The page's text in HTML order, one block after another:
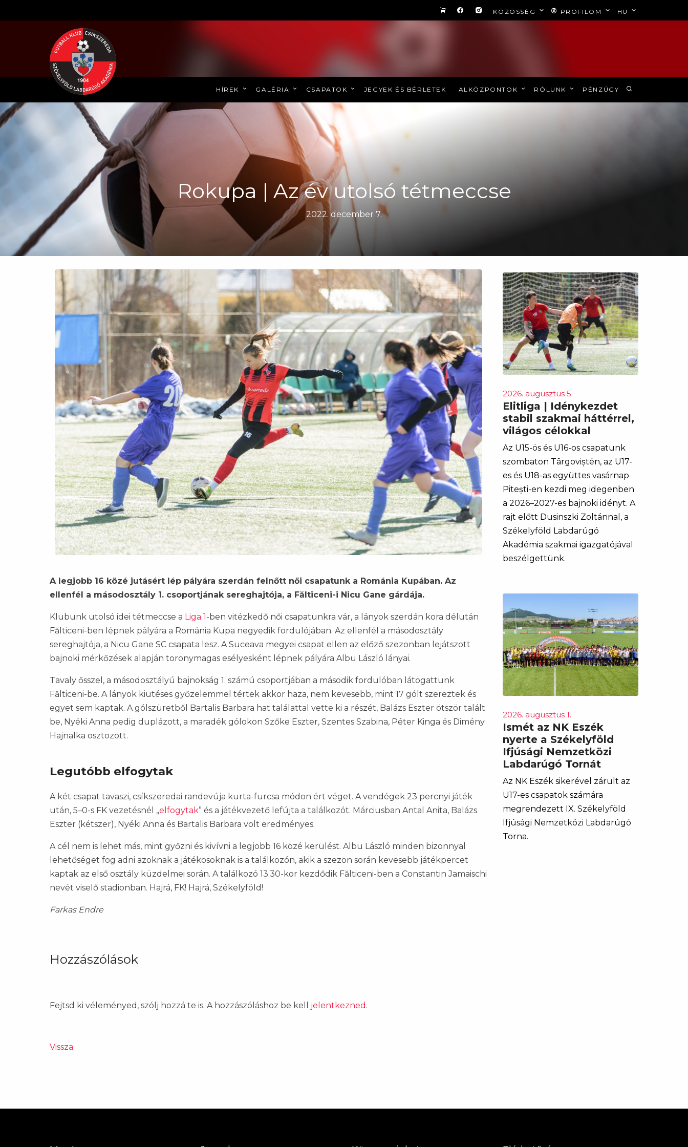
KÖZÖSSÉG PROFILOM HU
HÍREK GALÉRIA CSAPATOK JEGYEK ÉS BÉRLETEK ALKÖZPONTOK RÓLUNK PÉNZÜGY
Rokupa | Az év utolsó tétmeccse
2022. december 7.
A legjobb 16 közé jutásért lép pályára szerdán felnőtt női csapatunk a Románia Kupában. Az
ellenfél a másodosztály 1. csoportjának sereghajtója, a Fălticeni-i Nicu Gane gárdája.
Klubunk utolsó idei tétmeccse a Liga 1-ben vitézkedő női csapatunkra vár, a lányok szerdán kora délután
Fălticeni-ben lépnek pályára a Románia Kupa negyedik fordulójában. Az ellenfél a másodosztály
sereghajtója, a Nicu Gane SC csapata lesz. A Suceava megyei csapat ellen az előző szezonban lejátszott
bajnoki mérkőzések alapján toronymagas esélyesként lépnek pályára Albu László lányai.
Tavaly ősszel, a másodosztályú bajnokság 1. számú csoportjában a második fordulóban látogattunk
Fălticeni-be. A lányok kiütéses győzelemmel tértek akkor haza, nem kevesebb, mint 17 gólt szereztek és
egyet sem kaptak. A gólszüretből Bartalis Barbara hat találattal vette ki a részét, Balázs Eszter ötször talált
be, Nyéki Anna pedig duplázott, a maradék gólokon Szőke Eszter, Szentes Szabina, Péter Kinga és Dimény
Hajnalka osztozott.
Legutóbb elfogytak
A két csapat tavaszi, csíkszeredai randevúja kurta-furcsa módon ért véget. A vendégek 23 percnyi játék
után, 5–0-s FK vezetésnél „elfogytak” és a játékvezető lefújta a találkozót. Márciusban Antal Anita, Balázs
Eszter (kétszer), Nyéki Anna és Bartalis Barbara volt eredményes.
A cél nem is lehet más, mint győzni és kivívni a legjobb 16 közé kerülést. Albu László minden bizonnyal
lehetőséget fog adni azoknak a játékosoknak is a találkozón, akik a szezon során kevesebb játékpercet
kaptak az első osztály küzdelmei során. A találkozó 13.30-kor kezdődik Fălticeni-ben a Constantin Jamaischi
nevét viselő stadionban. Hajrá, FK! Hajrá, Székelyföld!
Farkas Endre
2026. augusztus 5.
Elitliga | Idénykezdet
stabil szakmai háttérrel,
világos célokkal
Az U15-ös és U16-os csapatunk
szombaton Târgoviștén, az U17-
es és U18-as együttes vasárnap
Pitești-en kezdi meg idegenben
a 2026–2027-es bajnoki idényt. A
rajt előtt Dusinszki Zoltánnal, a
Székelyföld Labdarúgó
Akadémia szakmai igazgatójával
beszélgettünk.
2026. augusztus 1.
Ismét az NK Eszék
nyerte a Székelyföld
Ifjúsági Nemzetközi
Labdarúgó Tornát
Az NK Eszék sikerével zárult az
U17-es csapatok számára
megrendezett IX. Székelyföld
Ifjúsági Nemzetközi Labdarúgó
Torna.
Hozzászólások
Fejtsd ki véleményed, szólj hozzá te is. A hozzászóláshoz be kell jelentkezned .
Vissza